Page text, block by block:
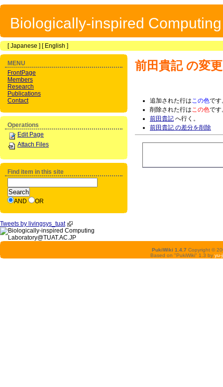
Biologically-inspired
[Japanese ] [ English ]
前田貴記の変
追加された行はこの色です
削除された行はこの色です
前田貴記 へ行く。
前田貴記 の差分を削除
MENU
FrontPage
Members
Research
Publications
Contact
Operations
Edit Page
Attach Files
Find item in this site
AND OR
Tweets by livingsys_tuat
PukiWiki 1.4.7 Copyright ©
Based on "PukiWiki" 1.3 by yu-ji